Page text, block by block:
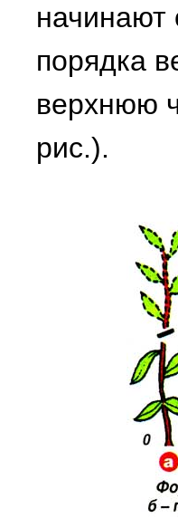
начинают
порядка
верхнюю
рис.).